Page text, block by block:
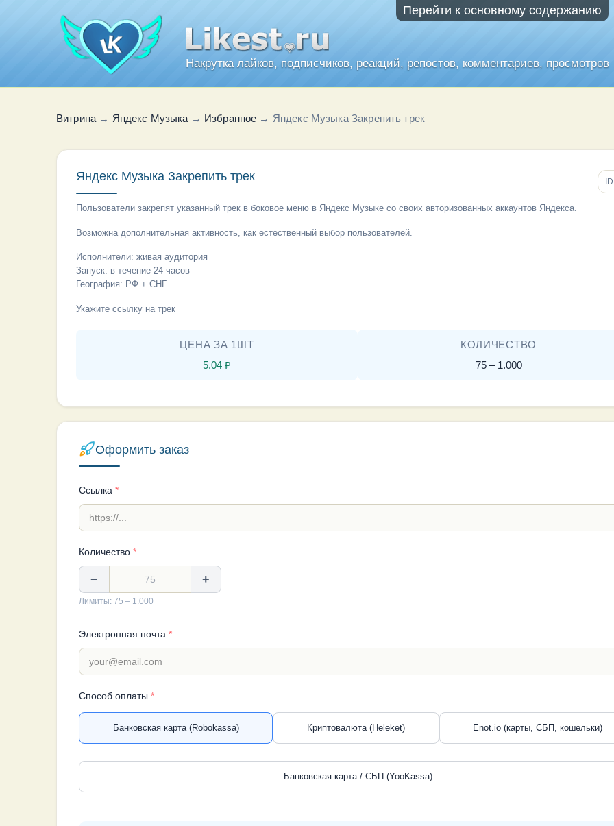
Перейти к основному содержанию
Накрутка лайков, подписчиков, реакций, репостов, комментариев, просмотров
Витрина → Яндекс Музыка → Избранное → Яндекс Музыка Закрепить трек
Яндекс Музыка Закрепить трек
Пользователи закрепят указанный трек в боковое меню в Яндекс Музыке со своих авторизованных аккаунтов Яндекса.
Возможна дополнительная активность, как естественный выбор пользователей.
Исполнители: живая аудитория
Запуск: в течение 24 часов
География: РФ + СНГ
Укажите ссылку на трек
ЦЕНА ЗА 1ШТ
5.04 ₽
КОЛИЧЕСТВО
75 – 1.000
Оформить заказ
Ссылка *
Количество *
− +
Лимиты: 75 – 1.000
Электронная почта *
Способ оплаты *
Банковская карта (Robokassa) Криптовалюта (Heleket) Enot.io (карты, СБП, кошельки)
Банковская карта / СБП (YooKassa)